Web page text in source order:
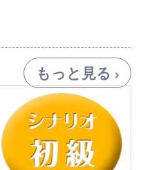
もっと見る
制作入門ゼミ